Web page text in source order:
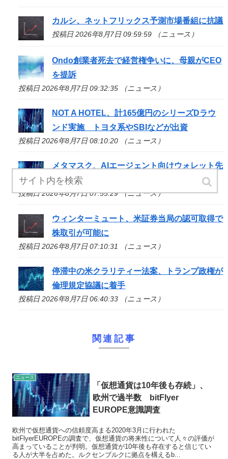
カルシ、ネットフリックス予測市場番組に抗議
投稿日 2026年8月7日 09:59:59 （ニュース）
Ondo創業者死去で経営権争いに、母親がCEO
を提訴
投稿日 2026年8月7日 09:32:35 （ニュース）
NOT A HOTEL、計165億円のシリーズDラウ
ンド実施 トヨタ系やSBIなどが出資
投稿日 2026年8月7日 08:10:20 （ニュース）
メタマスク、AIエージェント向けウォレット先
行公開
投稿日 2026年8月7日 07:55:29 （ニュース）
ウィンターミュート、米証券当局の認可取得で
株取引が可能に
投稿日 2026年8月7日 07:10:31 （ニュース）
停滞中の米クラリティー法案、トランプ政権が
倫理規定協議に着手
投稿日 2026年8月7日 06:40:33 （ニュース）
関連記事
ニュース
「仮想通貨は10年後も存続」、
欧州で過半数 bitFlyer
EUROPE意識調査
欧州で仮想通貨への信頼度高まる2020年3月に行われた
bitFlyerEUROPEの調査で、仮想通貨の将来性について人々の評価が
高まっていることが判明。仮想通貨が10年後も存在すると信じてい
る人が大半を占めた。ルクセンブルクに拠点を構えるb...